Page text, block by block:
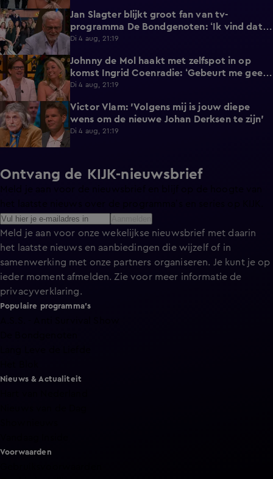
2:59
Jan Slagter blijkt groot fan van tv-
programma De Bondgenoten: ‘Ik vind dat
zó fascinerend!’
Di 4 aug, 21:19
1:21
Johnny de Mol haakt met zelfspot in op
komst Ingrid Coenradie: ‘Gebeurt me geen
tweede keer!’
Di 4 aug, 21:19
1:23
Victor Vlam: 'Volgens mij is jouw diepe
wens om de nieuwe Johan Derksen te zijn'
Di 4 aug, 21:19
Ontvang de KIJK-nieuwsbrief
Meld je aan voor onze wekelijkse nieuwsbrief met daarin
het laatste nieuws en aanbiedingen die wijzelf of in
samenwerking met onze partners organiseren. Je kunt je op
ieder moment afmelden. Zie voor meer informatie de
privacyverklaring.
Populaire programma's
Nieuws & Actualiteit
Voorwaarden